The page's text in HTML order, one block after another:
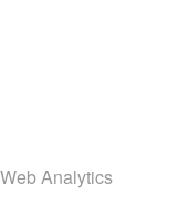
Web Analytics